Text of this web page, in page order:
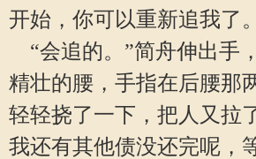
开始，你可以重新追我了
“会追的。”简舟伸出手
精壮的腰，手指在后腰那
轻轻挠了一下，把人又拉
我还有其他债没还完呢，